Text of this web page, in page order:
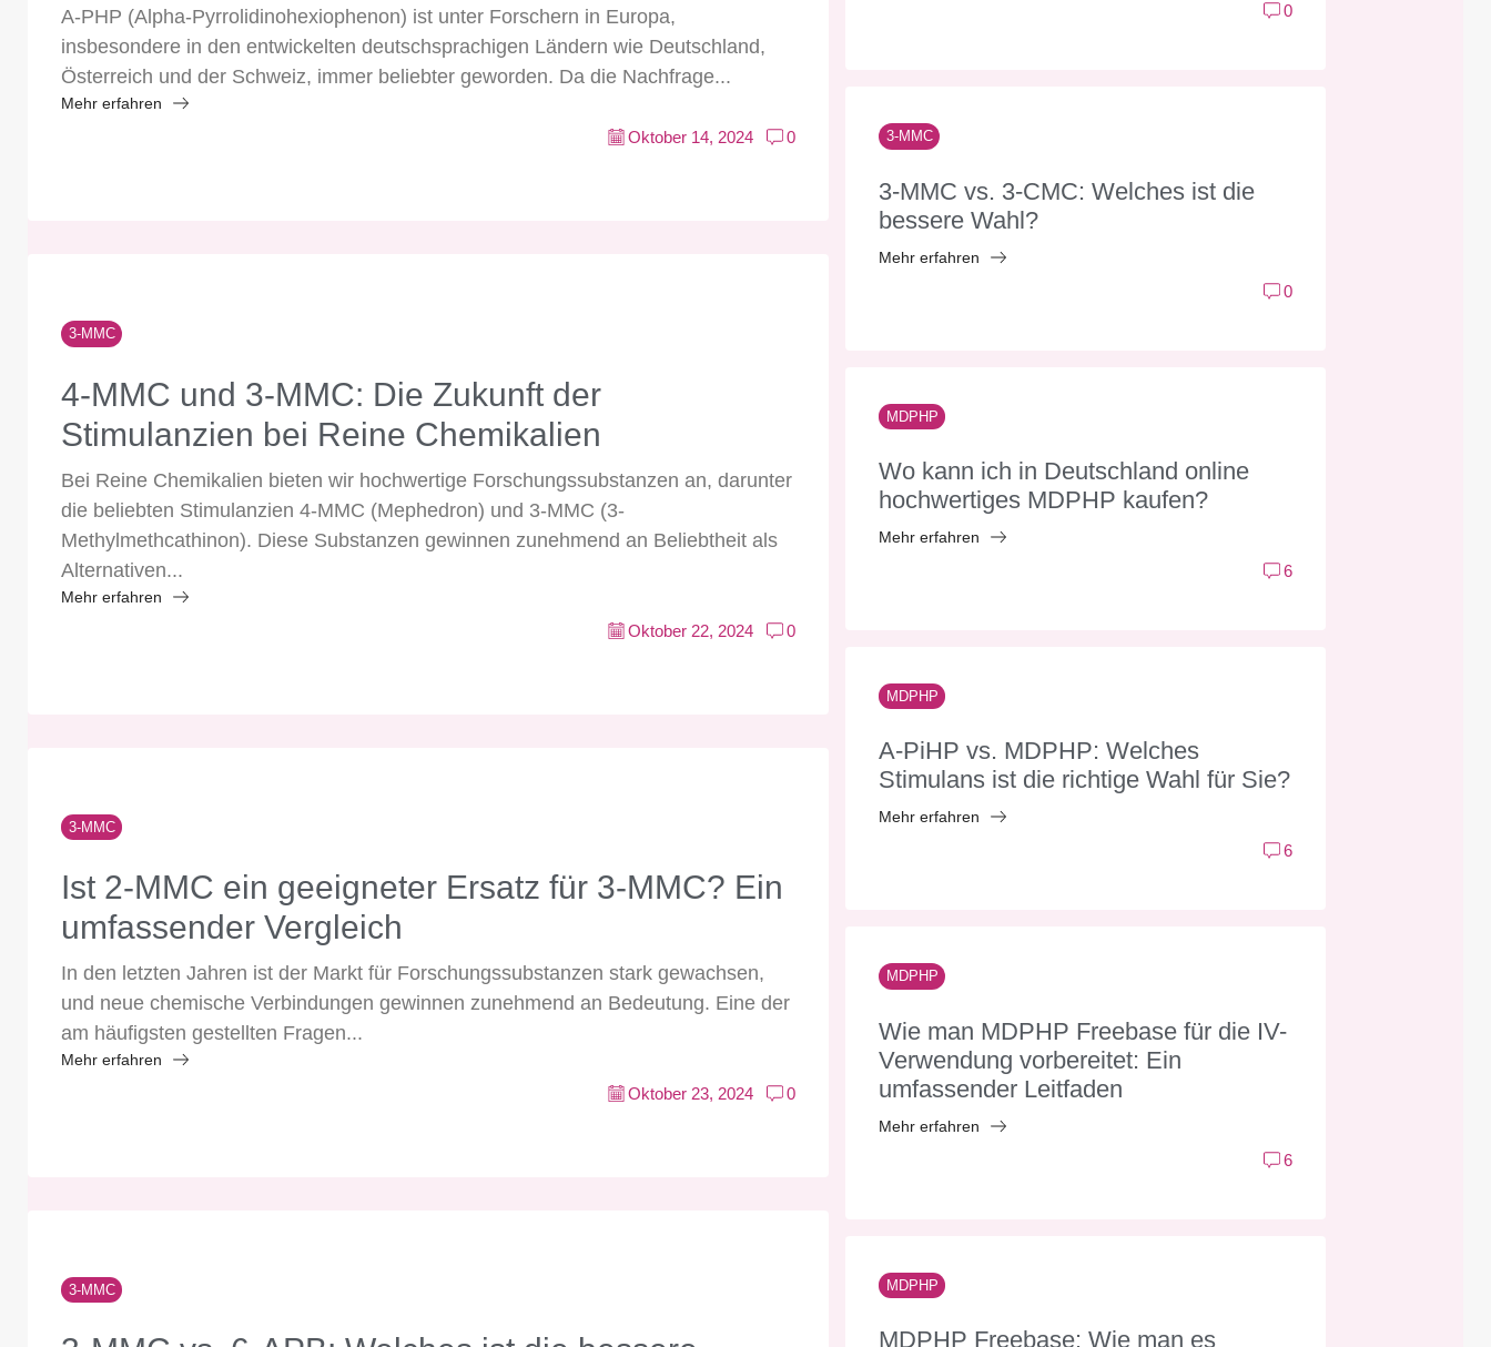
A-PHP (Alpha-Pyrrolidinohexiophenon) ist unter Forschern in Europa,
insbesondere in den entwickelten deutschsprachigen Ländern wie Deutschland,
Österreich und der Schweiz, immer beliebter geworden. Da die Nachfrage...
Mehr erfahren
Oktober 14, 2024 0
3-MMC
4-MMC und 3-MMC: Die Zukunft der
Stimulanzien bei Reine Chemikalien
Bei Reine Chemikalien bieten wir hochwertige Forschungssubstanzen an, darunter
die beliebten Stimulanzien 4-MMC (Mephedron) und 3-MMC (3-
Methylmethcathinon). Diese Substanzen gewinnen zunehmend an Beliebtheit als
Alternativen...
Mehr erfahren
Oktober 22, 2024 0
3-MMC
Ist 2-MMC ein geeigneter Ersatz für 3-MMC? Ein
umfassender Vergleich
In den letzten Jahren ist der Markt für Forschungssubstanzen stark gewachsen,
und neue chemische Verbindungen gewinnen zunehmend an Bedeutung. Eine der
am häufigsten gestellten Fragen...
Mehr erfahren
Oktober 23, 2024 0
3-MMC
0
3-MMC
3-MMC vs. 3-CMC: Welches ist die
bessere Wahl?
Mehr erfahren
0
MDPHP
Wo kann ich in Deutschland online
hochwertiges MDPHP kaufen?
Mehr erfahren
6
MDPHP
A-PiHP vs. MDPHP: Welches
Stimulans ist die richtige Wahl für Sie?
Mehr erfahren
6
MDPHP
Wie man MDPHP Freebase für die IV-
Verwendung vorbereitet: Ein
umfassender Leitfaden
Mehr erfahren
6
MDPHP
MDPHP Freebase: Wie man es